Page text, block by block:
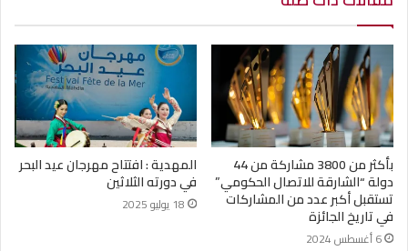
بأكثر من 3800 مشاركة من 44
دولة “الشارقة للاتصال الحكومي”
تستقبل أكبر عدد من المشاركات
في تاريخ الجائزة
6 أغسطس 2024
المهدية : افتتاح مهرجان عيد البحر
في دورته الثلاثين
18 يوليو 2025